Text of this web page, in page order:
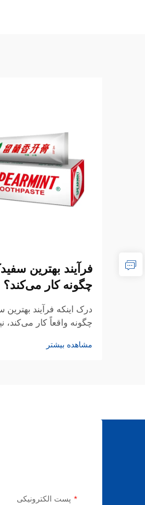
فرآیند بهترین
چگونه کار می‌کند؟
درک اینکه فرآیند بهترین
چگونه واقعاً کار می‌کند،
عناصر روش‌شناختی است
مشاهده بیشتر
پست الکترونیکی